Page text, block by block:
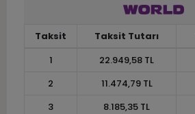
Taksit Taksit Tutarı
1
22.949,58 TL
2
11.474,79 TL
3
8.185,35 TL